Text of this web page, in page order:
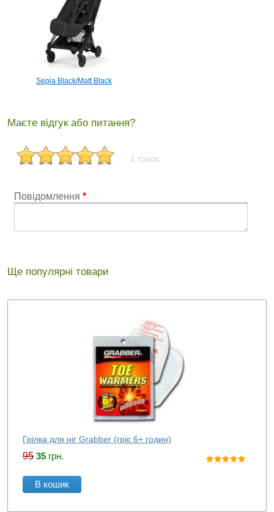
Sepia Black/Matt Black
Маєте відгук або питання?
1 голос
Повідомлення *
Ще популярні товари
Грілка для ніг Grabber (гріє 6+ годин)
95 35 грн.
В кошик